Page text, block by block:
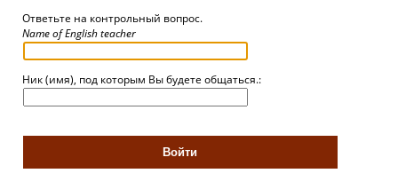
Ответьте на контрольный вопрос.
Name of English teacher
Ник (имя), под которым Вы будете общаться.: